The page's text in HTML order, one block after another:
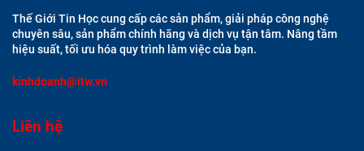
Thế Giới Tin Học cung cấp các sản phẩm, giải pháp công nghệ
chuyên sâu, sản phẩm chính hãng và dịch vụ tận tâm. Nâng tầm
hiệu suất, tối ưu hóa quy trình làm việc của bạn.
kinhdoanh@itw.vn
Liên hệ